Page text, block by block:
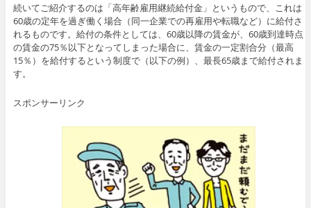
続いてご紹介するのは「高年齢雇用継続給付金」というもので、これは
60歳の定年を過ぎ働く場合（同一企業での再雇用や転職など）に給付さ
れるものです。給付の条件としては、60歳以降の賃金が、60歳到達時点
の賃金の75％以下となってしまった場合に、賃金の一定割合分（最高
15％）を給付するという制度で（以下の例）、最長65歳まで給付されま
す。
スポンサーリンク